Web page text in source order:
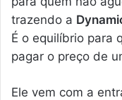
trazendo a
É o equilíbrio para
pagar o preço de
Ele vem com a